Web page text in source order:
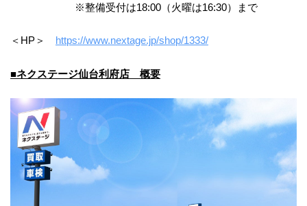
※整備受付は18:00（火曜は16:30）まで
＜HP＞ https://www.nextage.jp/shop/1333/
■ネクステージ仙台利府店 概要